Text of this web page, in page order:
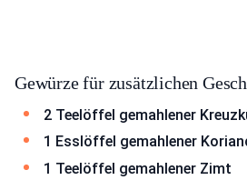
Gewürze für zusätzlichen
2 Teelöffel gemahlener
1 Esslöffel gemahlener
1 Teelöffel gemahlener Zimt